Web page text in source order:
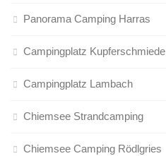
Panorama Camping Harras
Campingplatz Kupferschmiede
Campingplatz Lambach
Chiemsee Strandcamping
Chiemsee Camping Rödlgries